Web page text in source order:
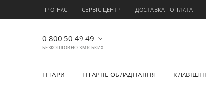
ПРО НАС СЕРВІС ЦЕНТР ДОСТАВКА І ОПЛАТА
0 800 50 49 49
БЕЗКОШТОВНО З МІСЬКИХ
ГІТАРИ ГІТАРНЕ ОБЛАДНАННЯ КЛАВІШНІ